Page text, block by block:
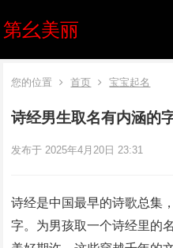
第幺美丽
您的位置 首页 宝宝起名
诗经男生取名有内涵的
发布于 2025年4月20日 23:31
诗经是中国最早的诗歌总集
字。为男孩取一个诗经里的